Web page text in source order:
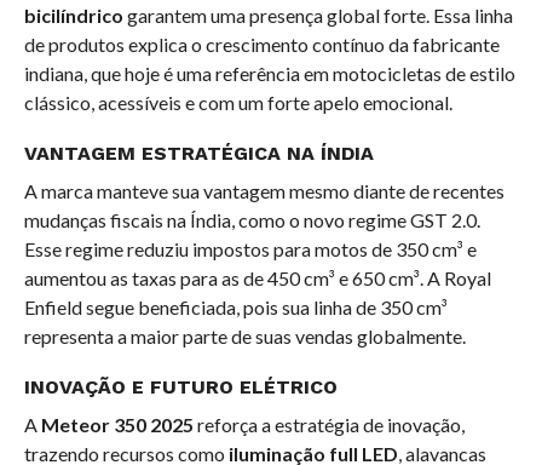
bicilíndrico garantem uma presença global forte. Essa linha
de produtos explica o crescimento contínuo da fabricante
indiana, que hoje é uma referência em motocicletas de estilo
clássico, acessíveis e com um forte apelo emocional.
VANTAGEM ESTRATÉGICA NA ÍNDIA
A marca manteve sua vantagem mesmo diante de recentes
mudanças fiscais na Índia, como o novo regime GST 2.0.
Esse regime reduziu impostos para motos de 350 cm³ e
aumentou as taxas para as de 450 cm³ e 650 cm³. A Royal
Enfield segue beneficiada, pois sua linha de 350 cm³
representa a maior parte de suas vendas globalmente.
INOVAÇÃO E FUTURO ELÉTRICO
A Meteor 350 2025 reforça a estratégia de inovação,
trazendo recursos como iluminação full LED, alavancas